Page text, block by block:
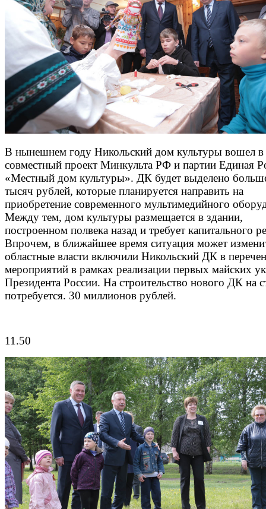
В нынешнем году Никольский дом культуры вошел в
совместный проект Минкульта РФ и партии Единая
«Местный дом культуры». ДК будет выделено
тысяч рублей, которые планируется направить на
приобретение современного мультимедийного
Между тем, дом культуры размещается в здании,
построенном полвека назад и требует капитального
Впрочем, в ближайшее время ситуация может
областные власти включили Никольский ДК в
мероприятий в рамках реализации первых майских
Президента России. На строительство нового ДК на
потребуется. 30 миллионов рублей.
11.50